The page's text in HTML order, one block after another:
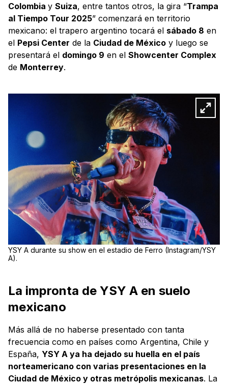
Colombia y Suiza, entre tantos otros, la gira “Trampa
al Tiempo Tour 2025” comenzará en territorio
mexicano: el trapero argentino tocará el sábado 8 en
el Pepsi Center de la Ciudad de México y luego se
presentará el domingo 9 en el Showcenter Complex
de Monterrey.
YSY A durante su show en el estadio de Ferro (Instagram/YSY
A).
La impronta de YSY A en suelo
mexicano
Más allá de no haberse presentado con tanta
frecuencia como en países como Argentina, Chile y
España, YSY A ya ha dejado su huella en el país
norteamericano con varias presentaciones en la
Ciudad de México y otras metrópolis mexicanas. La